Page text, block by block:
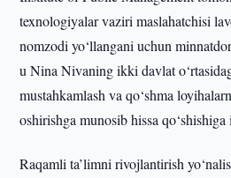
texnologiyalar vaziri maslahatchisi
nomzodi yo‘llangani uchun
u Nina Nivaning ikki davlat
mustahkamlash va qo‘shma
oshirishga munosib hissa
Raqamli ta’limni rivojlantirish